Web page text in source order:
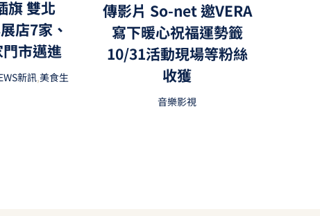
旗 雙北
店7家、
市邁進
新訊,美食生
傳影片 So-net 邀VERA
寫下暖心祝福運勢籤
10/31活動現場等粉絲
收獲
音樂影視